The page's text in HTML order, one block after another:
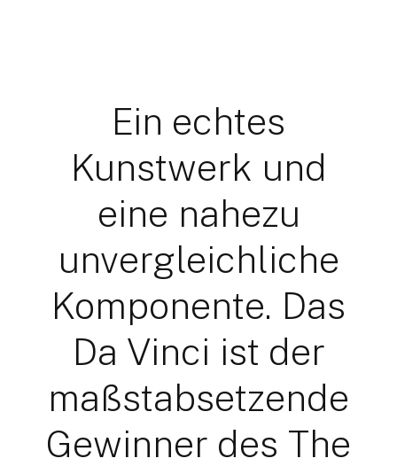
Ein echtes
Kunstwerk und
eine nahezu
unvergleichliche
Komponente. Das
Da Vinci ist der
maßstabsetzende
Gewinner des The